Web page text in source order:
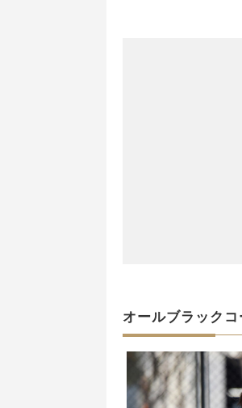
オールブラック